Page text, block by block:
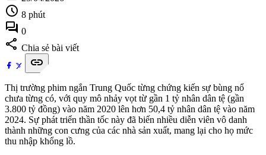
schedule 8 phút
forum 0
share Chia sẻ bài viết
link
Thị trường phim ngắn Trung Quốc từng chứng kiến sự bùng nổ
chưa từng có, với quy mô nhảy vọt từ gần 1 tỷ nhân dân tệ (gần
3.800 tỷ đồng) vào năm 2020 lên hơn 50,4 tỷ nhân dân tệ vào năm
2024. Sự phát triển thần tốc này đã biến nhiều diễn viên vô danh
thành những con cưng của các nhà sản xuất, mang lại cho họ mức
thu nhập khổng lồ.